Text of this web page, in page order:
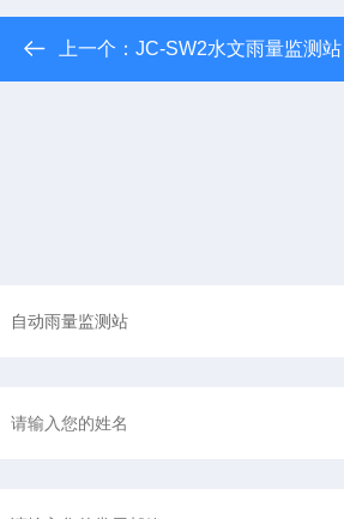
上一个： JC-SW2水文雨量监测站